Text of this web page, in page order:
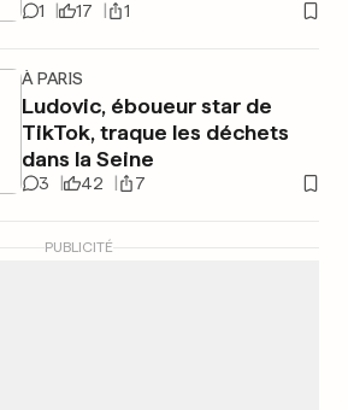
1 17 1
À PARIS
Ludovic, éboueur star de
TikTok, traque les déchets
dans la Seine
3 42 7
PUBLICITÉ